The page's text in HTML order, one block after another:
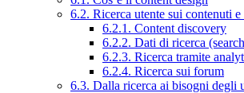
6.2. Ricerca utente sui contenuti
6.2.1. Content discovery
6.2.2. Dati di ricerca
6.2.3. Ricerca tramite
6.2.4. Ricerca sui forum
6.3. Dalla ricerca ai bisogni degli